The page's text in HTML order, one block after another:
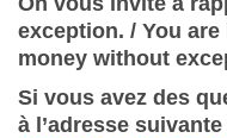
exception. / You
money without
Si vous avez des
à l’adresse suivante